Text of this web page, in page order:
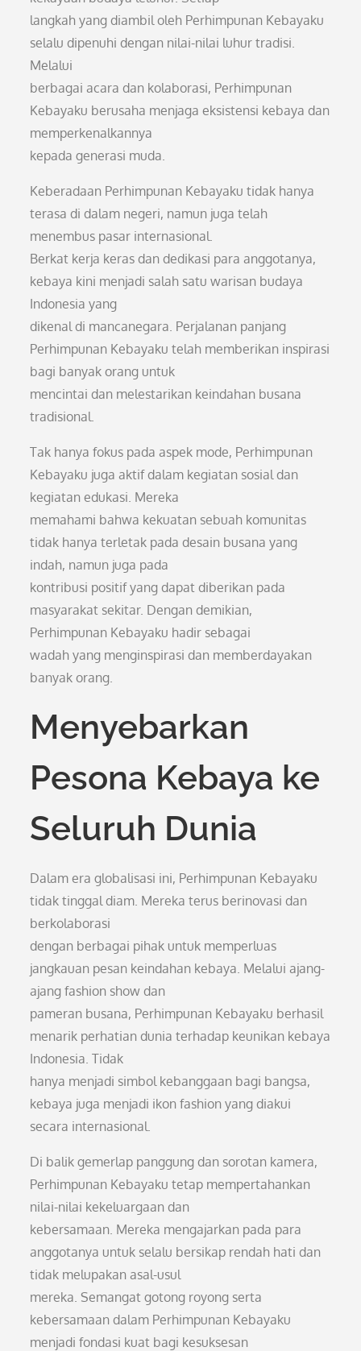
langkah yang diambil oleh Perhimpunan Kebayaku
selalu dipenuhi dengan nilai-nilai luhur tradisi.
Melalui
berbagai acara dan kolaborasi, Perhimpunan
Kebayaku berusaha menjaga eksistensi kebaya dan
memperkenalkannya
kepada generasi muda.
Keberadaan Perhimpunan Kebayaku tidak hanya
terasa di dalam negeri, namun juga telah
menembus pasar internasional.
Berkat kerja keras dan dedikasi para anggotanya,
kebaya kini menjadi salah satu warisan budaya
Indonesia yang
dikenal di mancanegara. Perjalanan panjang
Perhimpunan Kebayaku telah memberikan inspirasi
bagi banyak orang untuk
mencintai dan melestarikan keindahan busana
tradisional.
Tak hanya fokus pada aspek mode, Perhimpunan
Kebayaku juga aktif dalam kegiatan sosial dan
kegiatan edukasi. Mereka
memahami bahwa kekuatan sebuah komunitas
tidak hanya terletak pada desain busana yang
indah, namun juga pada
kontribusi positif yang dapat diberikan pada
masyarakat sekitar. Dengan demikian,
Perhimpunan Kebayaku hadir sebagai
wadah yang menginspirasi dan memberdayakan
banyak orang.
Menyebarkan
Pesona Kebaya ke
Seluruh Dunia
Dalam era globalisasi ini, Perhimpunan Kebayaku
tidak tinggal diam. Mereka terus berinovasi dan
berkolaborasi
dengan berbagai pihak untuk memperluas
jangkauan pesan keindahan kebaya. Melalui ajang-
ajang fashion show dan
pameran busana, Perhimpunan Kebayaku berhasil
menarik perhatian dunia terhadap keunikan kebaya
Indonesia. Tidak
hanya menjadi simbol kebanggaan bagi bangsa,
kebaya juga menjadi ikon fashion yang diakui
secara internasional.
Di balik gemerlap panggung dan sorotan kamera,
Perhimpunan Kebayaku tetap mempertahankan
nilai-nilai kekeluargaan dan
kebersamaan. Mereka mengajarkan pada para
anggotanya untuk selalu bersikap rendah hati dan
tidak melupakan asal-usul
mereka. Semangat gotong royong serta
kebersamaan dalam Perhimpunan Kebayaku
menjadi fondasi kuat bagi kesuksesan